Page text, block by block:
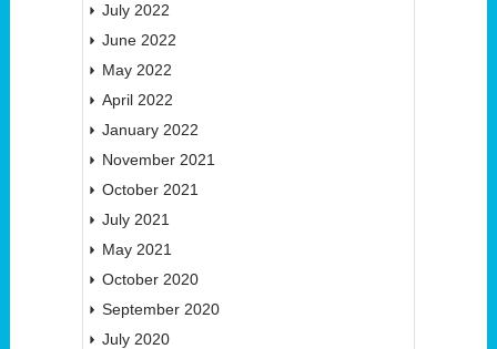
July 2022
June 2022
May 2022
April 2022
January 2022
November 2021
October 2021
July 2021
May 2021
October 2020
September 2020
July 2020